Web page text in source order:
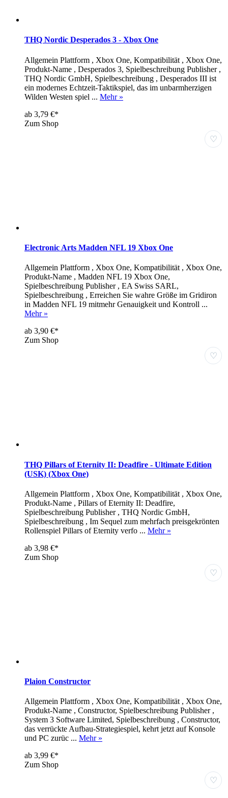
THQ Nordic Desperados 3 - Xbox One
Allgemein Plattform , Xbox One, Kompatibilität , Xbox One,
Produkt-Name , Desperados 3, Spielbeschreibung Publisher ,
THQ Nordic GmbH, Spielbeschreibung , Desperados III ist
ein modernes Echtzeit-Taktikspiel, das im unbarmherzigen
Wilden Westen spiel ... Mehr »
ab 3,79 €*
Zum Shop
♡
Electronic Arts Madden NFL 19 Xbox One
Allgemein Plattform , Xbox One, Kompatibilität , Xbox One,
Produkt-Name , Madden NFL 19 Xbox One,
Spielbeschreibung Publisher , EA Swiss SARL,
Spielbeschreibung , Erreichen Sie wahre Größe im Gridiron
in Madden NFL 19 mitmehr Genauigkeit und Kontroll ...
Mehr »
ab 3,90 €*
Zum Shop
♡
THQ Pillars of Eternity II: Deadfire - Ultimate Edition
(USK) (Xbox One)
Allgemein Plattform , Xbox One, Kompatibilität , Xbox One,
Produkt-Name , Pillars of Eternity II: Deadfire,
Spielbeschreibung Publisher , THQ Nordic GmbH,
Spielbeschreibung , Im Sequel zum mehrfach preisgekrönten
Rollenspiel Pillars of Eternity verfo ... Mehr »
ab 3,98 €*
Zum Shop
♡
Plaion Constructor
Allgemein Plattform , Xbox One, Kompatibilität , Xbox One,
Produkt-Name , Constructor, Spielbeschreibung Publisher ,
System 3 Software Limited, Spielbeschreibung , Constructor,
das verrückte Aufbau-Strategiespiel, kehrt jetzt auf Konsole
und PC zurüc ... Mehr »
ab 3,99 €*
Zum Shop
♡